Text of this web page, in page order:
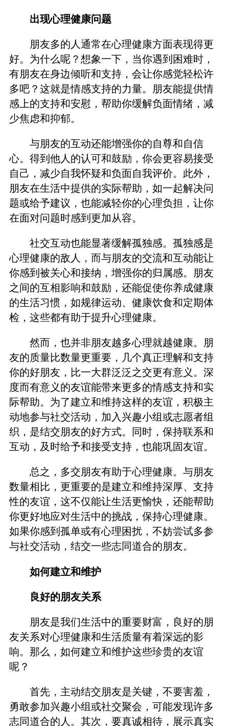
出现心理健康问题
朋友多的人通常在心理健康方面表现得更
好。为什么呢？想象一下，当你遇到困难时，
有朋友在身边倾听和支持，会让你感觉轻松许
多吧？这就是情感支持的力量。朋友能提供情
感上的支持和安慰，帮助你缓解负面情绪，减
少焦虑和抑郁。
与朋友的互动还能增强你的自尊和自信
心。得到他人的认可和鼓励，你会更容易接受
自己，减少自我怀疑和负面自我评价。此外，
朋友在生活中提供的实际帮助，如一起解决问
题或给予建议，也能减轻你的心理负担，让你
在面对问题时感到更加从容。
社交互动也能显著缓解孤独感。孤独感是
心理健康的敌人，而与朋友的交流和互动能让
你感到被关心和接纳，增强你的归属感。朋友
之间的互相影响和鼓励，还能促使你养成健康
的生活习惯，如规律运动、健康饮食和定期体
检，这些都有助于提升心理健康。
然而，也并非朋友越多心理就越健康。朋
友的质量比数量更重要，几个真正理解和支持
你的好朋友，比一大群泛泛之交更有意义。深
度而有意义的友谊能带来更多的情感支持和实
际帮助。为了建立和维持这样的友谊，积极主
动地参与社交活动，加入兴趣小组或志愿者组
织，是结交朋友的好方式。同时，保持联系和
互动，及时给予和接受支持，也能巩固友谊。
总之，多交朋友有助于心理健康。与朋友
数量相比，更重要的是建立和维持深厚、支持
性的友谊，这不仅能让生活更愉快，还能帮助
你更好地应对生活中的挑战，保持心理健康。
如果你感到孤单或有心理困扰，不妨尝试多参
与社交活动，结交一些志同道合的朋友。
如何建立和维护
良好的朋友关系
朋友是我们生活中的重要财富，良好的朋
友关系对心理健康和生活质量有着深远的影
响。那么，如何建立和维护这些珍贵的友谊
呢？
首先，主动结交朋友是关键，不要害羞，
勇敢参加兴趣小组或社交聚会，可能发现许多
志同道合的人。其次，要真诚相待，展示真实